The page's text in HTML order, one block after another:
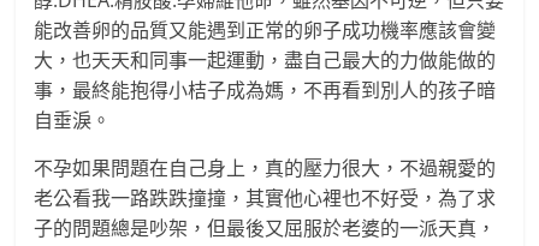
能改善卵的品質又能遇到正常的卵子成功機率應該會變
大，也天天和同事一起運動，盡自己最大的力做能做的
事，最終能抱得小桔子成為媽，不再看到別人的孩子暗
自垂淚。
不孕如果問題在自己身上，真的壓力很大，不過親愛的
老公看我一路跌跌撞撞，其實他心裡也不好受，為了求
子的問題總是吵架，但最後又屈服於老婆的一派天真，